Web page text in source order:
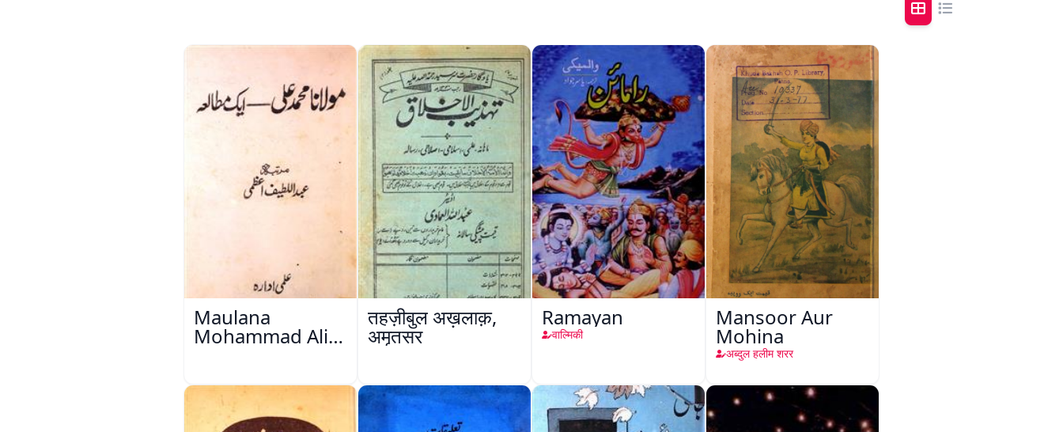
Maulana
Mohammad Ali
तहज़ीबुल अख़लाक़,
अमृतसर
Ramayan
वाल्मिकी
Mansoor Aur
Mohina
अब्दुल हलीम शरर